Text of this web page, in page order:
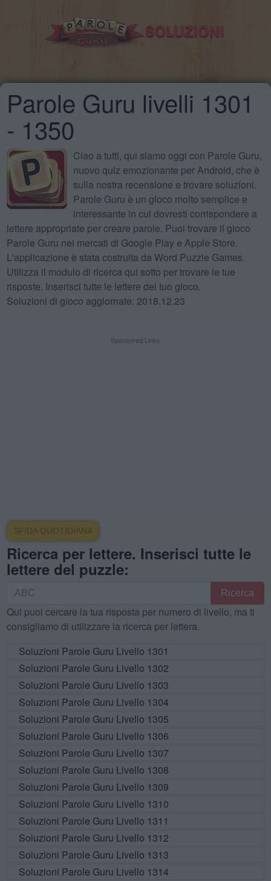
Parole Guru livelli 1301
- 1350
Ciao a tutti, qui siamo oggi con Parole Guru,
nuovo quiz emozionante per Android, che è
sulla nostra recensione e trovare soluzioni.
Parole Guru è un gioco molto semplice e
interessante in cui dovresti corrispondere a
lettere appropriate per creare parole. Puoi trovare il gioco
Parole Guru nei mercati di Google Play e Apple Store.
L'applicazione è stata costruita da Word Puzzle Games.
Utilizza il modulo di ricerca qui sotto per trovare le tue
risposte. Inserisci tutte le lettere del tuo gioco.
Soluzioni di gioco aggiornate: 2018.12.23
Sponsored Links
SFIDA QUOTIDIANA
Ricerca per lettere. Inserisci tutte le
lettere del puzzle:
Ricerca
lettere.
Inserisci
tutte
lettere
puzzle:
Ricerca
Qui puoi cercare la tua risposta per numero di livello, ma ti
consigliamo di utilizzare la ricerca per lettera.
Soluzioni Parole Guru Livello 1301
Soluzioni Parole Guru Livello 1302
Soluzioni Parole Guru Livello 1303
Soluzioni Parole Guru Livello 1304
Soluzioni Parole Guru Livello 1305
Soluzioni Parole Guru Livello 1306
Soluzioni Parole Guru Livello 1307
Soluzioni Parole Guru Livello 1308
Soluzioni Parole Guru Livello 1309
Soluzioni Parole Guru Livello 1310
Soluzioni Parole Guru Livello 1311
Soluzioni Parole Guru Livello 1312
Soluzioni Parole Guru Livello 1313
Soluzioni Parole Guru Livello 1314